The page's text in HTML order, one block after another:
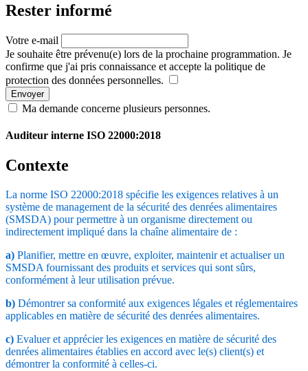
Rester informé
Votre e-mail
Je souhaite être prévenu(e) lors de la prochaine programmation. Je
confirme que j'ai pris connaissance et accepte la politique de
protection des données personnelles.
Envoyer
Ma demande concerne plusieurs personnes.
Auditeur interne ISO 22000:2018
Contexte
La norme ISO 22000:2018 spécifie les exigences relatives à un
système de management de la sécurité des denrées alimentaires
(SMSDA) pour permettre à un organisme directement ou
indirectement impliqué dans la chaîne alimentaire de :
a) Planifier, mettre en œuvre, exploiter, maintenir et actualiser un
SMSDA fournissant des produits et services qui sont sûrs,
conformément à leur utilisation prévue.
b) Démontrer sa conformité aux exigences légales et réglementaires
applicables en matière de sécurité des denrées alimentaires.
c) Evaluer et apprécier les exigences en matière de sécurité des
denrées alimentaires établies en accord avec le(s) client(s) et
démontrer la conformité à celles-ci.